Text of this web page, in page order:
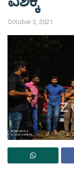
October 3, 2021